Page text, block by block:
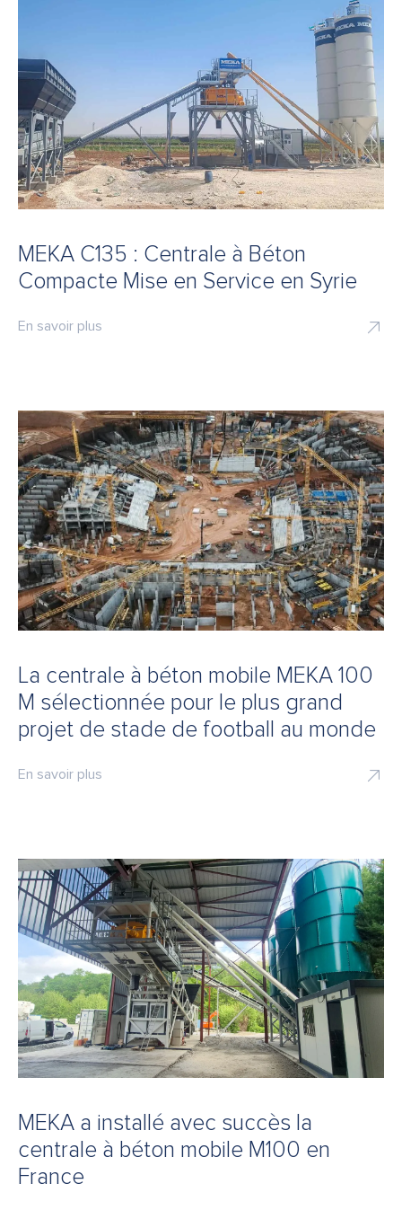
MEKA C135 : Centrale à Béton
Compacte Mise en Service en Syrie
En savoir plus
La centrale à béton mobile MEKA 100
M sélectionnée pour le plus grand
projet de stade de football au monde
En savoir plus
MEKA a installé avec succès la
centrale à béton mobile M100 en
France